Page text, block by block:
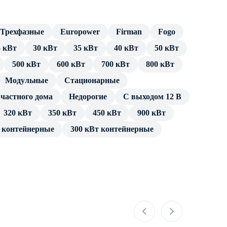
Трехфазные Europower Firman
Fogo
кВт 30 кВт 35 кВт 40 кВт
50 кВт
500 кВт 600 кВт 700 кВт
800 кВт
Модульные
Cтационарные
дома Недорогие
С выходом 12 В
320 кВт 350 кВт 450 кВт
900 кВт
300 кВт контейнерные